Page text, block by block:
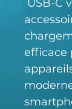
USB-C
efficace